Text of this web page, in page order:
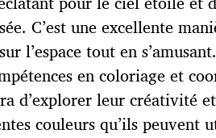
C’est une excellente
l’espace tout en
en coloriage et
d’explorer leur créativité
couleurs qu’ils peuvent